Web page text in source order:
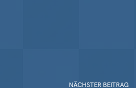
NÄCHSTER BEITRAG